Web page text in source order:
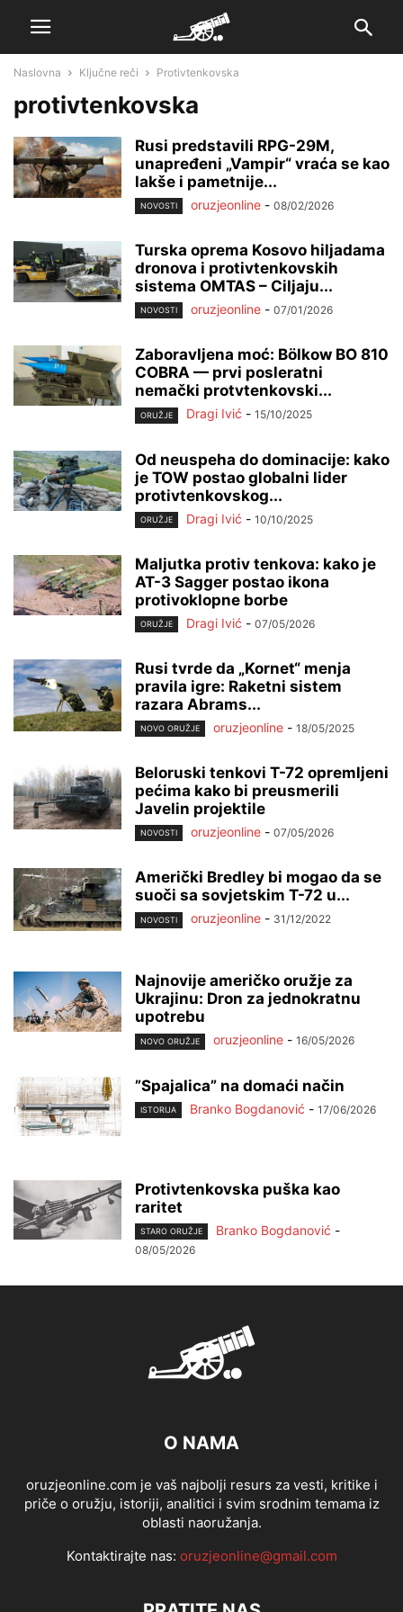
Naslovna Ključne reči Protivtenkovska
protivtenkovska
Rusi predstavili RPG-29M,
unapređeni „Vampir“ vraća se kao
lakše i pametnije...
NOVOSTI oruzjeonline - 08/02/2026
Turska oprema Kosovo hiljadama
dronova i protivtenkovskih
sistema OMTAS – Ciljaju...
NOVOSTI oruzjeonline - 07/01/2026
Zaboravljena moć: Bölkow BO 810
COBRA — prvi posleratni
nemački protvtenkovski...
ORUŽJE Dragi Ivić - 15/10/2025
Od neuspeha do dominacije: kako
je TOW postao globalni lider
protivtenkovskog...
ORUŽJE Dragi Ivić - 10/10/2025
Maljutka protiv tenkova: kako je
AT-3 Sagger postao ikona
protivoklopne borbe
ORUŽJE Dragi Ivić - 07/05/2026
Rusi tvrde da „Kornet“ menja
pravila igre: Raketni sistem
razara Abrams...
NOVO ORUŽJE oruzjeonline - 18/05/2025
Beloruski tenkovi T-72 opremljeni
pećima kako bi preusmerili
Javelin projektile
NOVOSTI oruzjeonline - 07/05/2026
Američki Bredley bi mogao da se
suoči sa sovjetskim T-72 u...
NOVOSTI oruzjeonline - 31/12/2022
Najnovije američko oružje za
Ukrajinu: Dron za jednokratnu
upotrebu
NOVO ORUŽJE oruzjeonline - 16/05/2026
”Spajalica” na domaći način
ISTORIJA Branko Bogdanović - 17/06/2026
Protivtenkovska puška kao
raritet
STARO ORUŽJE Branko Bogdanović -
08/05/2026
O NAMA
oruzjeonline.com je vaš najbolji resurs za vesti, kritike i
priče o oružju, istoriji, analitici i svim srodnim temama iz
oblasti naoružanja.
Kontaktirajte nas: oruzjeonline@gmail.com